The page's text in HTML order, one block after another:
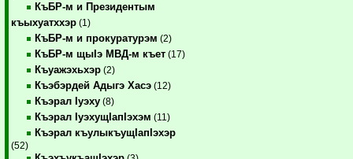
КъБР-м и Президентым
къыхуатххэр (1)
КъБР-м и прокуратурэм (2)
КъБР-м щыIэ МВД-м къет (17)
Къуажэхьхэр (2)
Къэбэрдей Адыгэ Хасэ (12)
Къэрал Iуэху (8)
Къэрал IуэхущIапIэхэм (11)
Къэрал къулыкъущIапIэхэр
(52)